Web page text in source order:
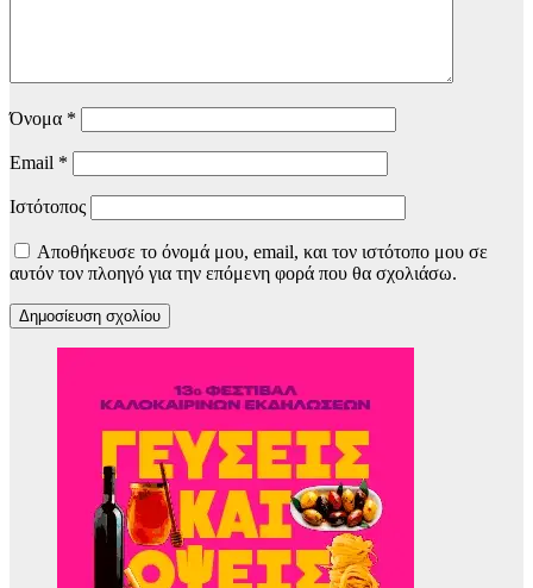
Όνομα *
Email *
Ιστότοπος
Αποθήκευσε το όνομά μου, email, και τον ιστότοπο μου σε
αυτόν τον πλοηγό για την επόμενη φορά που θα σχολιάσω.